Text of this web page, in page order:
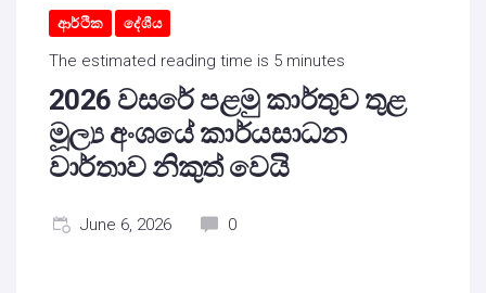
ආර්ථික දේශීය
The estimated reading time is 5 minutes
2026 වසරේ පළමු කාර්තුව තුළ
මූල්‍ය අංශයේ කාර්යසාධන
වාර්තාව නිකුත් වෙයි
June 6, 2026 0